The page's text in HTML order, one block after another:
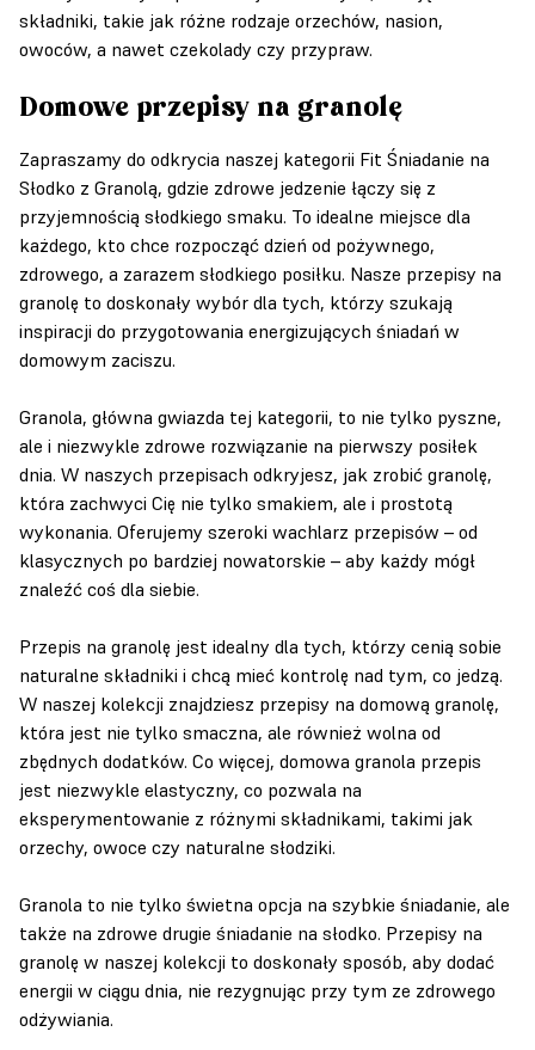
składniki, takie jak różne rodzaje orzechów, nasion,
owoców, a nawet czekolady czy przypraw.
Domowe przepisy na granolę
Zapraszamy do odkrycia naszej kategorii Fit Śniadanie na
Słodko z Granolą, gdzie zdrowe jedzenie łączy się z
przyjemnością słodkiego smaku. To idealne miejsce dla
każdego, kto chce rozpocząć dzień od pożywnego,
zdrowego, a zarazem słodkiego posiłku. Nasze przepisy na
granolę to doskonały wybór dla tych, którzy szukają
inspiracji do przygotowania energizujących śniadań w
domowym zaciszu.
Granola, główna gwiazda tej kategorii, to nie tylko pyszne,
ale i niezwykle zdrowe rozwiązanie na pierwszy posiłek
dnia. W naszych przepisach odkryjesz, jak zrobić granolę,
która zachwyci Cię nie tylko smakiem, ale i prostotą
wykonania. Oferujemy szeroki wachlarz przepisów – od
klasycznych po bardziej nowatorskie – aby każdy mógł
znaleźć coś dla siebie.
Przepis na granolę jest idealny dla tych, którzy cenią sobie
naturalne składniki i chcą mieć kontrolę nad tym, co jedzą.
W naszej kolekcji znajdziesz przepisy na domową granolę,
która jest nie tylko smaczna, ale również wolna od
zbędnych dodatków. Co więcej, domowa granola przepis
jest niezwykle elastyczny, co pozwala na
eksperymentowanie z różnymi składnikami, takimi jak
orzechy, owoce czy naturalne słodziki.
Granola to nie tylko świetna opcja na szybkie śniadanie, ale
także na zdrowe drugie śniadanie na słodko. Przepisy na
granolę w naszej kolekcji to doskonały sposób, aby dodać
energii w ciągu dnia, nie rezygnując przy tym ze zdrowego
odżywiania.